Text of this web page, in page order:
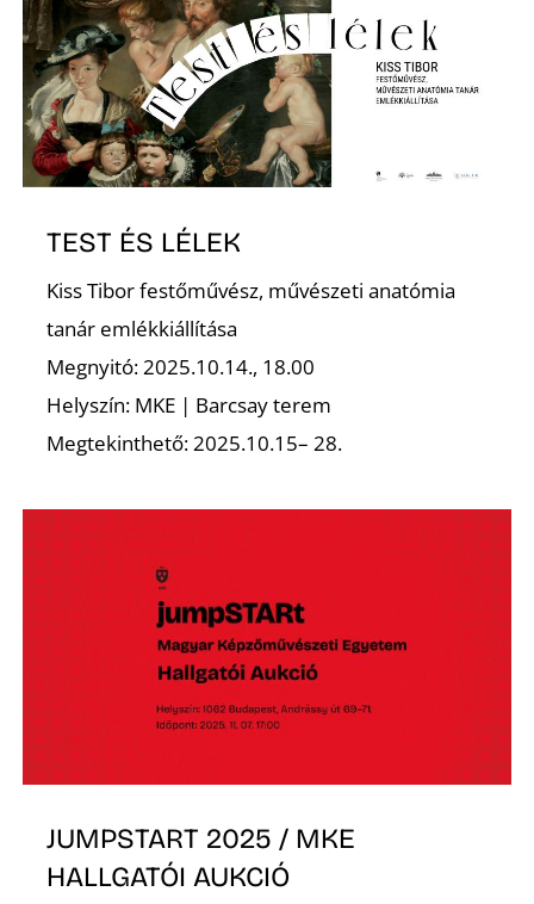
TEST ÉS LÉLEK
Kiss Tibor festőművész, művészeti anatómia
tanár emlékkiállítása
Megnyitó: 2025.10.14., 18.00
Helyszín: MKE | Barcsay terem
Megtekinthető: 2025.10.15– 28.
JUMPSTART 2025 / MKE
HALLGATÓI AUKCIÓ